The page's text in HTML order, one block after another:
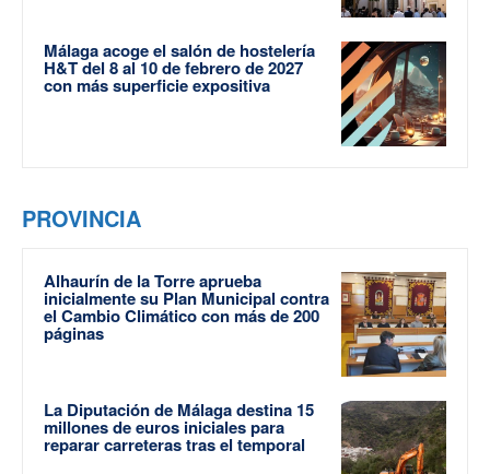
Málaga acoge el salón de hostelería
H&T del 8 al 10 de febrero de 2027
con más superficie expositiva
PROVINCIA
Alhaurín de la Torre aprueba
inicialmente su Plan Municipal contra
el Cambio Climático con más de 200
páginas
La Diputación de Málaga destina 15
millones de euros iniciales para
reparar carreteras tras el temporal